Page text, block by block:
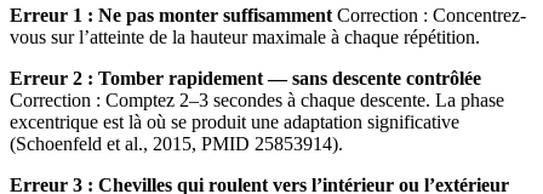
Erreur 1 : Ne pas monter suffisamment Correction : Concentrez-
vous sur l’atteinte de la hauteur maximale à chaque répétition.
Erreur 2 : Tomber rapidement — sans descente contrôlée
Correction : Comptez 2–3 secondes à chaque descente. La phase
excentrique est là où se produit une adaptation significative
(Schoenfeld et al., 2015, PMID 25853914).
Erreur 3 : Chevilles qui roulent vers l’intérieur ou l’extérieur